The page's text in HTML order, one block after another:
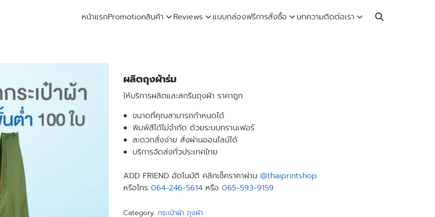
หน้าแรกPromotionสินค้า Reviews แบบกล่องฟรีการสั่งซื้อ บทความติดต่อเรา
ผลิตถุงผ้าร่ม
ให้บริการผลิตและสกรีนถุงผ้า ราคาถูก
ขนาดที่คุณสามารถกำหนดได้
พิมพ์สีได้ไม่จำกัด ด้วยระบบทรานเฟอร์
สะดวกสั่งง่าย สั่งผ่านออนไลน์ได้
บริการจัดส่งทั่วประเทศไทย
ADD FRIEND อัตโนมัติ คลิกเช็คราคาผ่าน @thaiprintshop
หรือโทร 064-246-5614 หรือ 065-593-9159
Category: กระเป๋าผ้า ถุงผ้า